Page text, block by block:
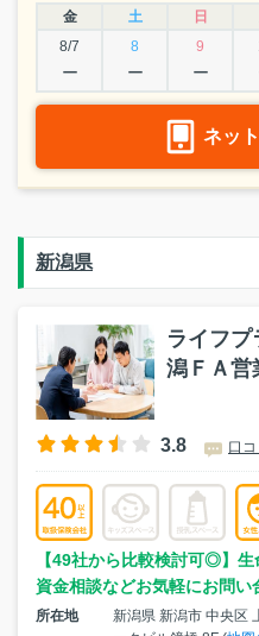
金 土 日
8/7
8 9
ー ー ー
ネッ
新潟県
ライフ
潟ＦＡ営
3.8 口
【49社から比較検討可◎】
資金相談などお気軽にお問い
所在地
新潟県 新潟市 中央区